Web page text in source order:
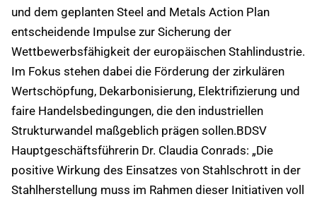
und dem geplanten Steel and Metals Action Plan
entscheidende Impulse zur Sicherung der
Wettbewerbsfähigkeit der europäischen Stahlindustrie.
Im Fokus stehen dabei die Förderung der zirkulären
Wertschöpfung, Dekarbonisierung, Elektrifizierung und
faire Handelsbedingungen, die den industriellen
Strukturwandel maßgeblich prägen sollen.BDSV
Hauptgeschäftsführerin Dr. Claudia Conrads: „Die
positive Wirkung des Einsatzes von Stahlschrott in der
Stahlherstellung muss im Rahmen dieser Initiativen voll